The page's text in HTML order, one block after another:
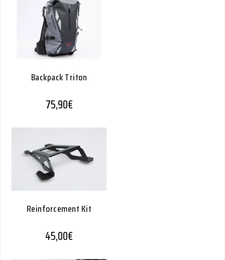
Backpack Triton
75,90€
Reinforcement Kit
45,00€